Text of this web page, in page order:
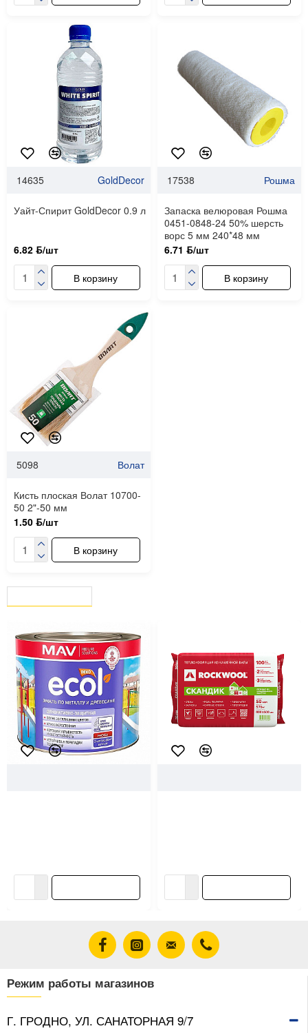
14635 GoldDecor
Уайт-Спирит GoldDecor 0.9 л
6.82 ƃ/шт
В корзину
17538 Рошма
Запаска велюровая Рошма
0451-0848-24 50% шерсть
ворс 5 мм 240*48 мм
6.71 ƃ/шт
В корзину
5098 Волат
Кисть плоская Волат 10700-
50 2"-50 мм
1.50 ƃ/шт
В корзину
Режим работы магазинов
Г. ГРОДНО, УЛ. САНАТОРНАЯ 9/7